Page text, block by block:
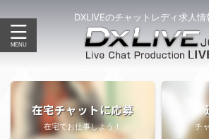
DXLIVEのチャットレディ求人情
在宅チャットに応募
在宅でお仕事しよう！ チ